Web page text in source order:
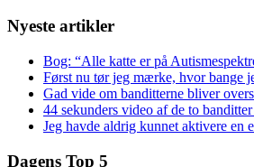
Nyeste artikler
Bog: “Alle katte er på
Først nu tør jeg mærke, hvor bange
Gad vide om banditterne bliver
44 sekunders video af de to
Jeg havde aldrig kunnet aktivere en
Dagens Top 5